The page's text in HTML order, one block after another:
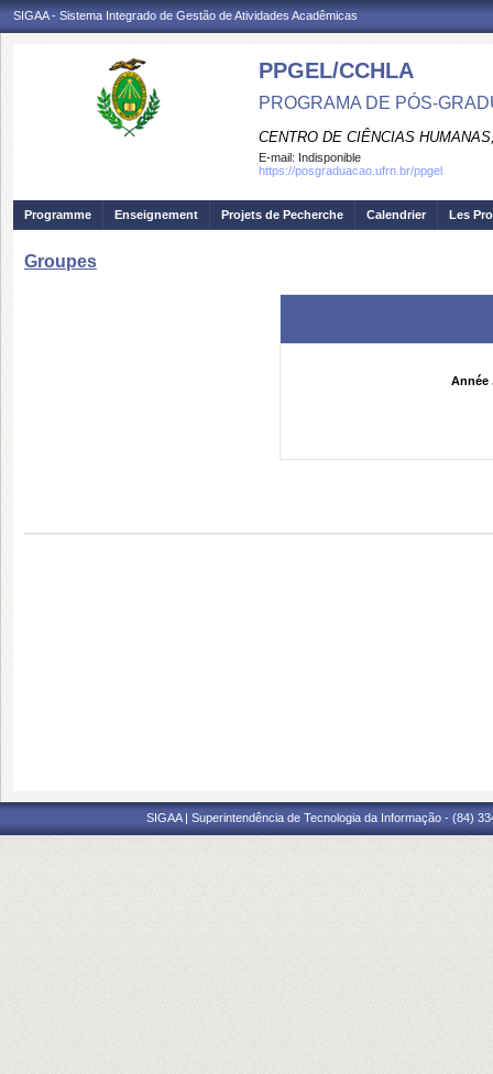
SIGAA - Sistema Integrado de Gestão de Atividades Acadêmicas
PPGEL/CCHLA
PROGRAMA DE PÓS-
CENTRO DE CIÊNCIAS
E-mail: Indisponible
https://posgraduacao.ufrn.br/ppgel
Programme Enseignement Projets de Pecherche Calendrier Les
Groupes
Année
SIGAA | Superintendência de Tecnologia da Informação - (84)